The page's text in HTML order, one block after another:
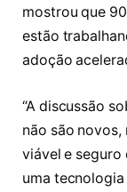
mostrou que
estão
adoção
“A discussão
não são novos,
viável e seguro
uma